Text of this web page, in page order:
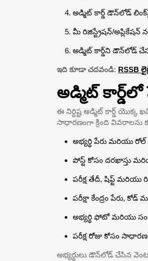
అడ్మిట్ కార్డ్ డౌన్‌లోడ్
మీ రిజిస్ట్రేషన్/
అడ్మిట్ కార్డ్‌ని డౌన్‌లోడ్
ఇది కూడా చదవండి: RSSB
అడ్మిట్
ఈ నిర్దిష్ట అడ్మిట్ కార్డ్ యొక్క
సాధారణంగా క్రింది వివరాలను
అభ్యర్థి పేరు మరియు రోల్
పోస్ట్ కోసం దరఖాస్తు
పరీక్ష తేదీ, షిఫ్ట్ మరియు
పరీక్షా కేంద్రం పేరు,
అభ్యర్థి ఫోటో మరియు
పరీక్ష రోజు కోసం
అభ్యర్థులు డౌన్‌లోడ్ చేసిన